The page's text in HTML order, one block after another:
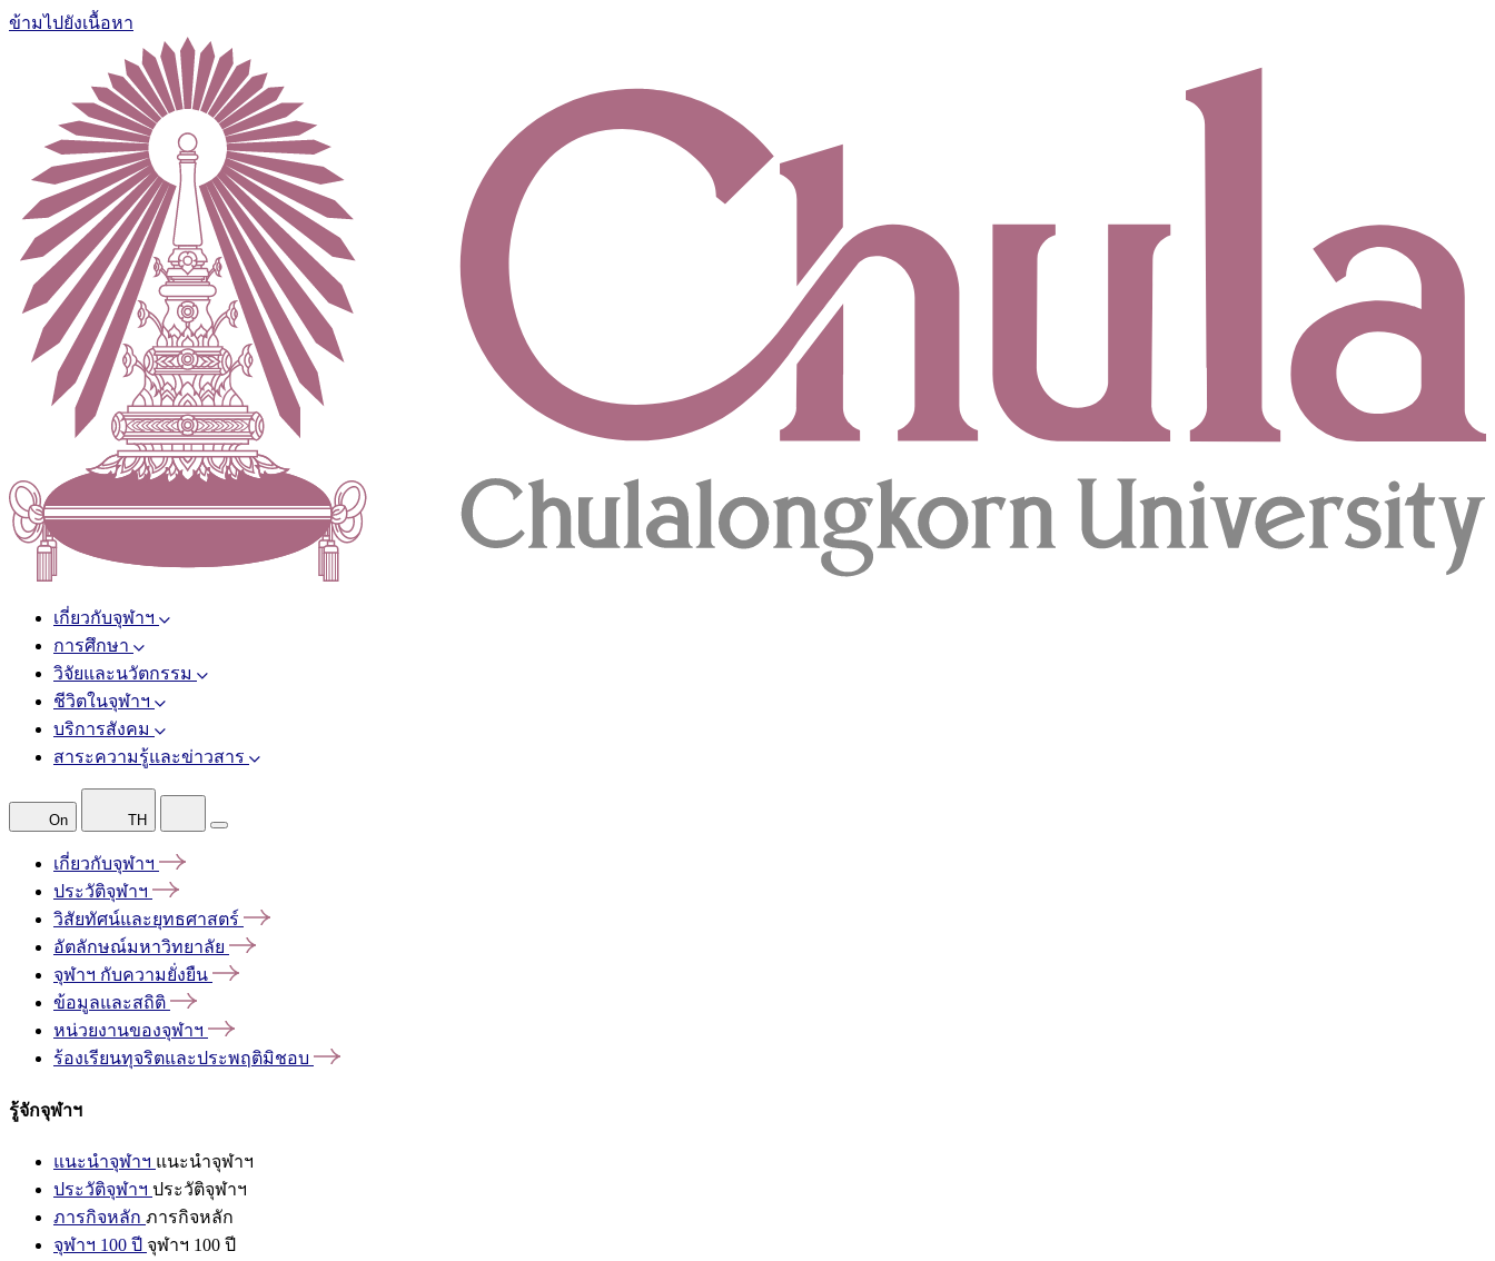
ข้ามไปยังเนื้อหา
เกี่ยวกับจุฬาฯ
การศึกษา
วิจัยและนวัตกรรม
ชีวิตในจุฬาฯ
บริการสังคม
สาระความรู้และข่าวสาร
On TH
เกี่ยวกับจุฬาฯ
ประวัติจุฬาฯ
วิสัยทัศน์และยุทธศาสตร์
อัตลักษณ์มหาวิทยาลัย
จุฬาฯ กับความยั่งยืน
ข้อมูลและสถิติ
หน่วยงานของจุฬาฯ
ร้องเรียนทุจริตและประพฤติมิชอบ
รู้จักจุฬาฯ
แนะนำจุฬาฯ แนะนำจุฬาฯ
ประวัติจุฬาฯ ประวัติจุฬาฯ
ภารกิจหลัก ภารกิจหลัก
จุฬาฯ 100 ปี จุฬาฯ 100 ปี